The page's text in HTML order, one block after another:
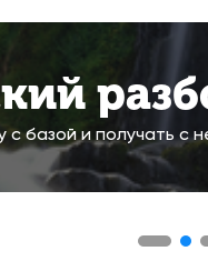
базой и получать с